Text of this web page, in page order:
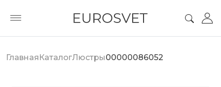
ГлавнаяКаталогЛюстры00000086052